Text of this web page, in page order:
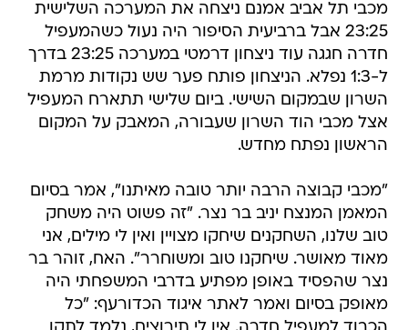
מכבי תל אביב אמנם ניצחה את המערכה השלישית
23:25 אבל ברביעית הסיפור היה נעול כשהמעפיל
חדרה חגגה עוד ניצחון דרמטי במערכה 23:25 בדרך
ל-1:3 נפלא. הניצחון פותח פער שש נקודות מרמת
השרון שבמקום השישי. ביום שלישי תתארח המעפיל
אצל מכבי הוד השרון שעבורה, המאבק על המקום
הראשון נפתח מחדש.
"מכבי קבוצה הרבה יותר טובה מאיתנו", אמר בסיום
המאמן המנצח יניב בר נצר. "זה פשוט היה משחק
טוב שלנו, השחקנים שיחקו מצויין ואין לי מילים, אני
מאוד מאושר. שיחקנו טוב ומשוחרר". האח, זוהר בר
נצר שהפסיד באופן מפתיע בדרבי המשפחתי היה
מאופק בסיום ואמר לאתר איגוד הכדורעף: "כל